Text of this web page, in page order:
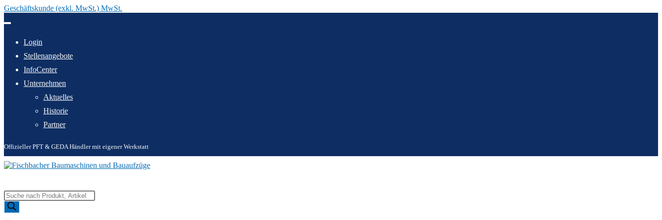
Geschäftskunde (exkl. MwSt.) MwSt.
Inhalt
Login
Stellenangebote
InfoCenter
Unternehmen
Aktuelles
Historie
Partner
Offizieller PFT & GEDA Händler mit eigener Werkstatt
Products
search